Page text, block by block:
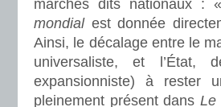
marchés dits nationaux
mondialest donnée
Ainsi, le décalage entre le
universaliste, et l’État,
expansionniste) à rester
pleinement présent dans Le